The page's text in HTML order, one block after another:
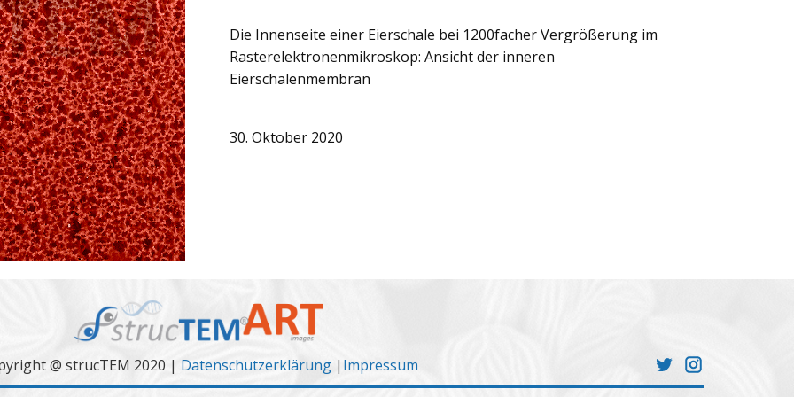
Die Innenseite einer Eierschale bei 1200facher Vergrößerung im
Rasterelektronenmikroskop: Ansicht der inneren
Eierschalenmembran
30. Oktober 2020
@ strucTEM 2020 | Datenschutzerklärung| Impressum